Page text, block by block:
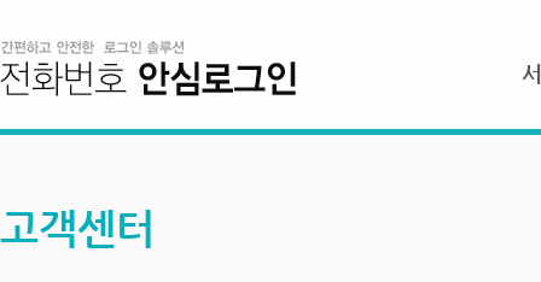
고객센터